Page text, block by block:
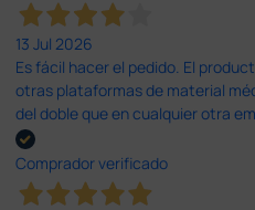
13 Jul 2026
Es fácil hacer el pedido. El
otras plataformas de material
del doble que en cualquier otra
Comprador verificado